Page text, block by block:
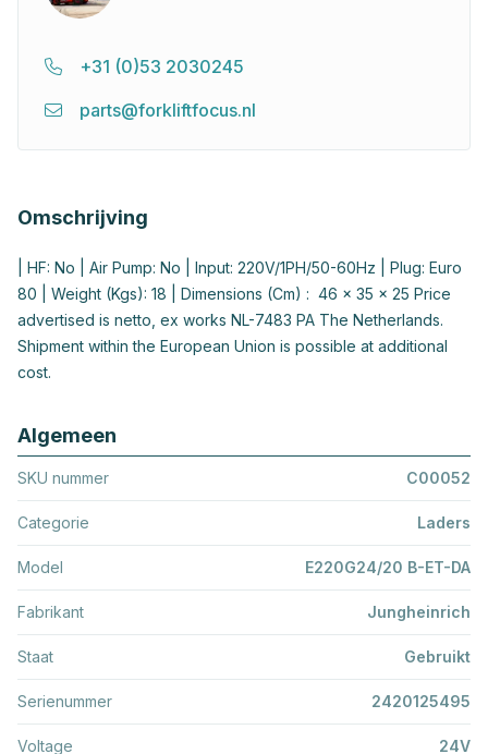
+31 (0)53 2030245
parts@forkliftfocus.nl
Omschrijving
| HF: No | Air Pump: No | Input: 220V/1PH/50-60Hz | Plug: Euro
80 | Weight (Kgs): 18 | Dimensions (Cm) : 46 x 35 x 25 Price
advertised is netto, ex works NL-7483 PA The Netherlands.
Shipment within the European Union is possible at additional
cost.
Algemeen
SKU nummer C00052
Categorie Laders
Model E220G24/20 B-ET-DA
Fabrikant Jungheinrich
Staat Gebruikt
Serienummer 2420125495
Voltage 24V